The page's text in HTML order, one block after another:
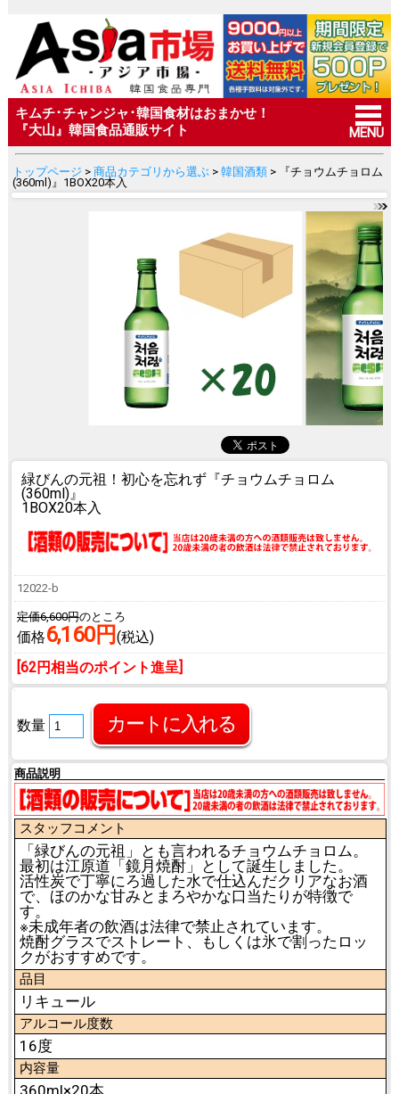
キムチ･チャンジャ･韓国食材はおまかせ！
『大山』韓国食品通販サイト
MENU
トップページ > 商品カテゴリから選ぶ> 韓国酒類> 『チョウムチョロム
(360ml)』1BOX20本入
緑びんの元祖！初心を忘れず『チョウムチョロム
(360ml)』
1BOX20本入
12022-b
定価6,600円のところ
価格6,160円 (税込)
[62円相当のポイント進呈]
数量
商品説明
スタッフコメント
「緑びんの元祖」とも言われるチョウムチョロム。
最初は江原道「鏡月焼酎」として誕生しました。
活性炭で丁寧にろ過した水で仕込んだクリアなお酒
で、ほのかな甘みとまろやかな口当たりが特徴で
す。
※未成年者の飲酒は法律で禁止されています。
焼酎グラスでストレート、もしくは氷で割ったロッ
クがおすすめです。
品目
リキュール
アルコール度数
16度
内容量